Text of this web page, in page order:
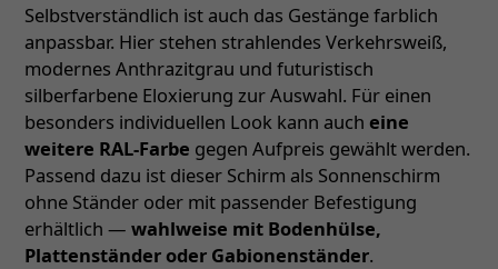
Selbstverständlich ist auch das Gestänge farblich
anpassbar. Hier stehen strahlendes Verkehrsweiß,
modernes Anthrazitgrau und futuristisch
silberfarbene Eloxierung zur Auswahl. Für einen
besonders individuellen Look kann auch eine
weitere RAL-Farbe gegen Aufpreis gewählt werden.
Passend dazu ist dieser Schirm als Sonnenschirm
ohne Ständer oder mit passender Befestigung
erhältlich — wahlweise mit Bodenhülse,
Plattenständer oder Gabionenständer.